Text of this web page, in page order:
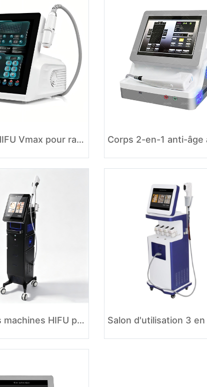
Appareil HIFU Vmax pour raffermir la peau
Meilleures machines HIFU pour le lifting du visage